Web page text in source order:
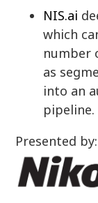
NIS.ai
which
number
as
into an
pipeline.
Presented by: